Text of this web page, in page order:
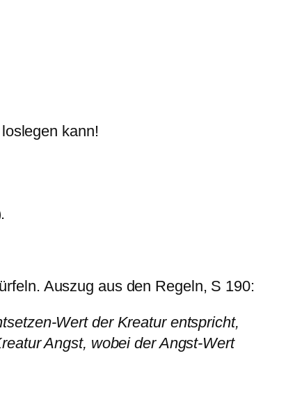
kann!
Auszug aus den Regeln, S 190:
Wert der Kreatur entspricht,
Angst, wobei der Angst-Wert